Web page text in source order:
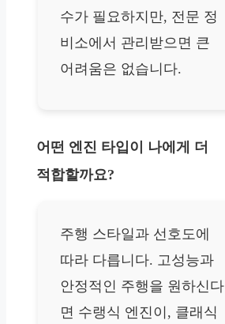
수가 필요하지만, 전문 정
비소에서 관리받으면 큰
어려움은 없습니다.
어떤 엔진 타입이 나에게 더
적합할까요?
주행 스타일과 선호도에
따라 다릅니다. 고성능과
안정적인 주행을 원하신다
면 수랭식 엔진이, 클래식